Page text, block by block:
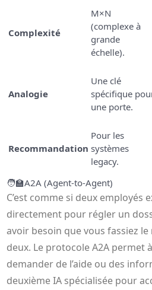
Complexité
M×N
(complexe à
grande
échelle).
Analogie
Une clé
spécifique
une porte.
Recommandation
Pour les
systèmes
legacy.
🧑‍🏫A2A (Agent-to-Agent)
C’est comme si deux employés
directement pour régler un
avoir besoin que vous fassiez
deux. Le protocole A2A permet
demander de l’aide ou des
deuxième IA spécialisée pour